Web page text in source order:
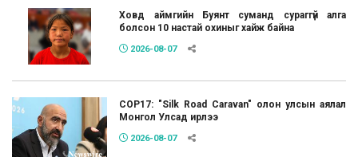
Ховд аймгийн Буянт суманд сураггүй алга
болсон 10 настай охиныг хайж байна
2026-08-07
COP17: "Silk Road Caravan" олон улсын аялал
Монгол Улсад ирлээ
2026-08-07